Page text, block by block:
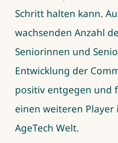
Schritt halten kann.
wachsenden Anzahl
Seniorinnen und
Entwicklung der
positiv entgegen und
einen weiteren Player
AgeTech Welt.